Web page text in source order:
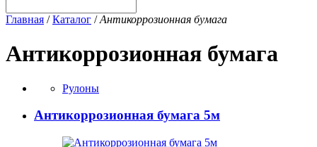
Главная /Каталог /Антикоррозионная бумага
Антикоррозионная бумага
Рулоны
Антикоррозионная бумага 5м